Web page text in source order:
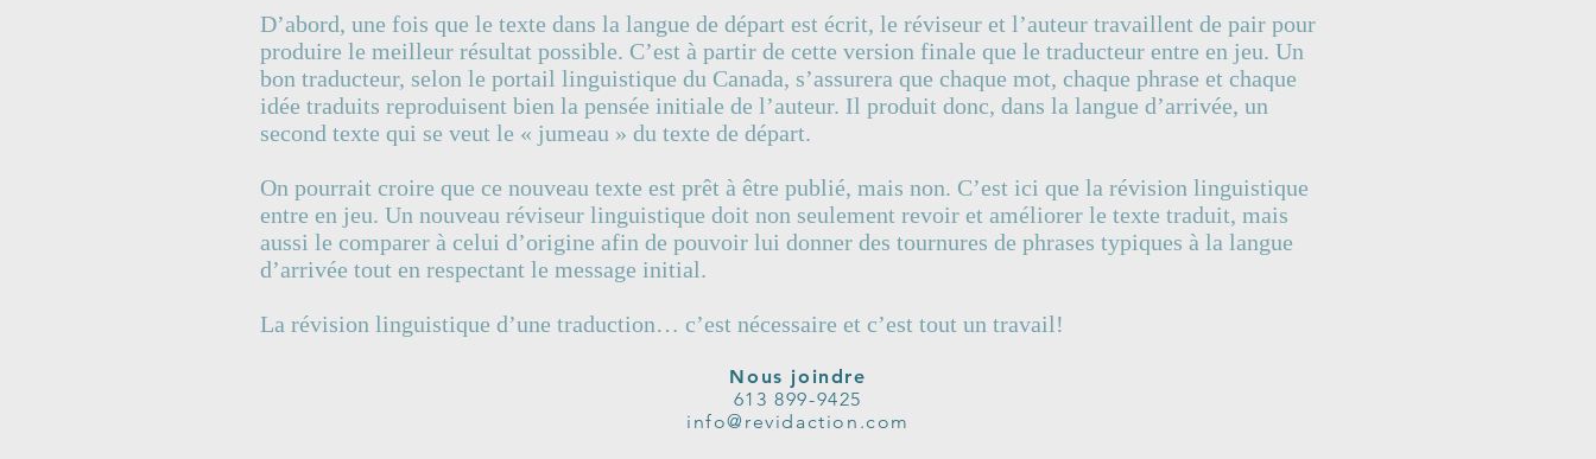
D’abord, une fois que le texte dans la langue de départ est écrit, le réviseur et l’auteur travaillent de pair pour
produire le meilleur résultat possible. C’est à partir de cette version finale que le traducteur entre en jeu. Un
bon traducteur, selon le portail linguistique du Canada, s’assurera que chaque mot, chaque phrase et chaque
idée traduits reproduisent bien la pensée initiale de l’auteur. Il produit donc, dans la langue d’arrivée, un
second texte qui se veut le « jumeau » du texte de départ.
On pourrait croire que ce nouveau texte est prêt à être publié, mais non. C’est ici que la révision linguistique
entre en jeu. Un nouveau réviseur linguistique doit non seulement revoir et améliorer le texte traduit, mais
aussi le comparer à celui d’origine afin de pouvoir lui donner des tournures de phrases typiques à la langue
d’arrivée tout en respectant le message initial.
La révision linguistique d’une traduction… c’est nécessaire et c’est tout un travail!
Nous joindre
613 899-9425
info@revidaction.com